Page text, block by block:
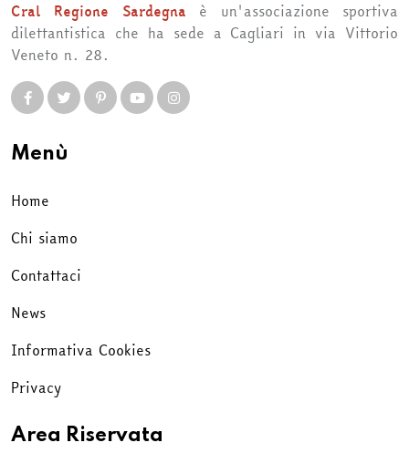
Cral Regione Sardegna è un'associazione sportiva
dilettantistica che ha sede a Cagliari in via Vittorio
Veneto n. 28.
Menù
Home
Chi siamo
Contattaci
News
Informativa Cookies
Privacy
Area Riservata